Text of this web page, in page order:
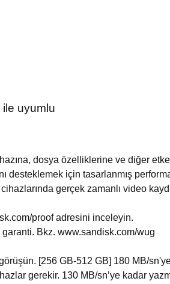
ile uyumlu
dosya özelliklerine ve diğer
desteklemek için tasarlanmış
gerçek zamanlı video
proof adresini inceleyin.
Bkz. www.sandisk.com/wug
[256 GB-512 GB] 180 MB/
gerekir. 130 MB/sn’ye kadar